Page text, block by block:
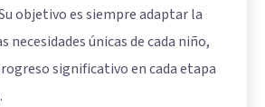
objetivo es siempre adaptar la
necesidades únicas de cada niño,
significativo en cada etapa